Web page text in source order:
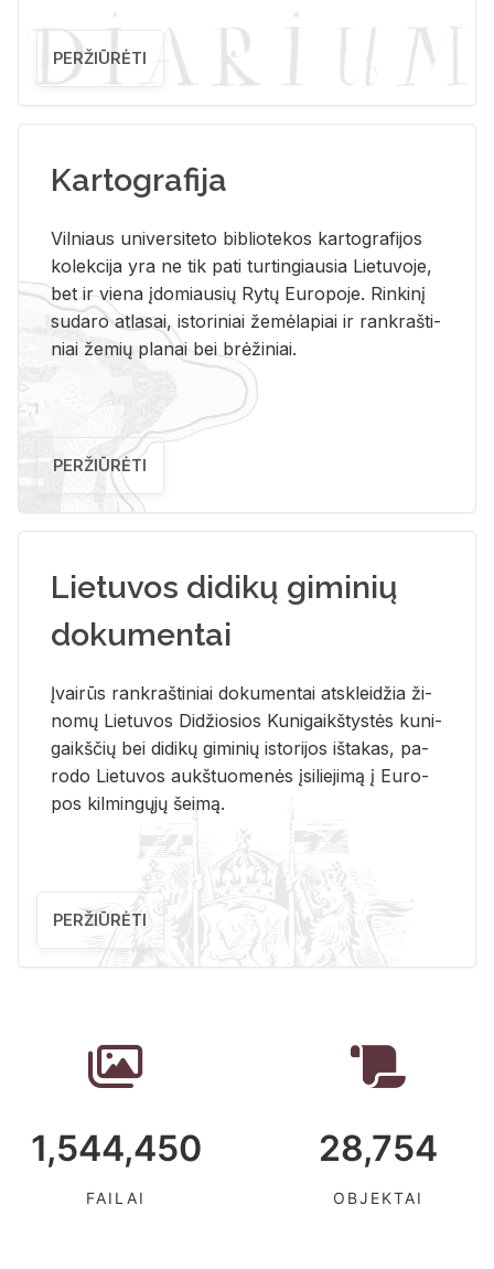
PERŽIŪRĖTI
Kartografija
Vil­niaus uni­ver­si­te­to bi­b­lio­te­kos kar­to­gra­fi­jos
ko­lek­ci­ja yra ne tik pati tur­tin­giau­sia Lie­tu­vo­je,
bet ir vie­na įdo­miau­sių Rytų Eu­ro­po­je. Rin­ki­nį
su­da­ro at­la­sai, is­to­ri­niai že­mė­la­piai ir rank­raš­ti­
niai že­mių pla­nai bei brė­ži­niai.
PERŽIŪRĖTI
Lietuvos didikų giminių
dokumentai
Įvai­rūs rank­raš­ti­niai do­ku­men­tai at­sklei­džia ži­
no­mų Lie­tu­vos Di­džio­sios Ku­ni­gaikš­tys­tės ku­ni­
gaikš­čių bei di­di­kų gi­mi­nių is­to­ri­jos iš­ta­kas, pa­
ro­do Lie­tu­vos aukš­tuo­me­nės įsi­lie­ji­mą į Eu­ro­
pos kil­min­gų­jų šei­mą.
PERŽIŪRĖTI
1,544,450
FAILAI
28,754
OBJEKTAI